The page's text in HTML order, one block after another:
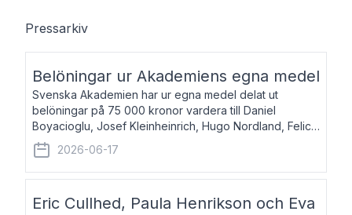
Pressarkiv
Belöningar ur Akademiens egna medel
Svenska Akademien har ur egna medel delat ut
belöningar på 75 000 kronor vardera till Daniel
Boyacioglu, Josef Kleinheinrich, Hugo Nordland, Felicia
Stenroth och Svante Strandberg. Daniel Boyacioglu,
född 1981, är poet och scenartist. Josef
2026-06-17
Eric Cullhed, Paula Henrikson och Eva